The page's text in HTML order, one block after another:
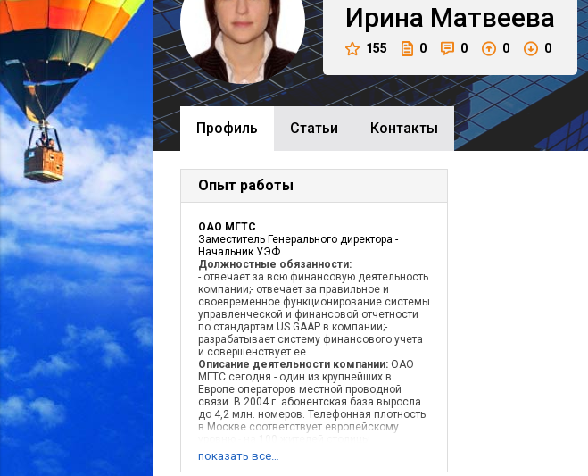
Ирина Матвеева
155 0 0 0 0
Профиль Cтатьи Контакты
Опыт работы
ОАО МГТС
Заместитель Генерального директора -
Начальник УЭФ
Должностные обязанности:
- отвечает за всю финансовую деятельность
компании;- отвечает за правильное и
своевременное функционирование системы
управленческой и финансовой отчетности
по стандартам US GAAP в компании;-
разрабатывает систему финансового учета
и совершенствует ее
Описание деятельности компании: ОАО
МГТС сегодня - один из крупнейших в
Европе операторов местной проводной
связи. В 2004 г. абонентская база выросла
до 4,2 млн. номеров. Телефонная плотность
в Москве соответствует европейскому
приходится более 49 телефон
показать все…